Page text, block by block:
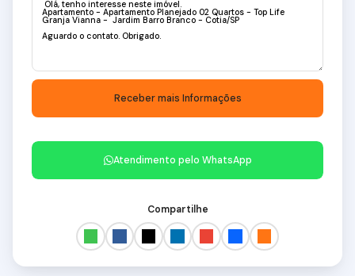
Atendimento pelo WhatsApp
Compartilhe